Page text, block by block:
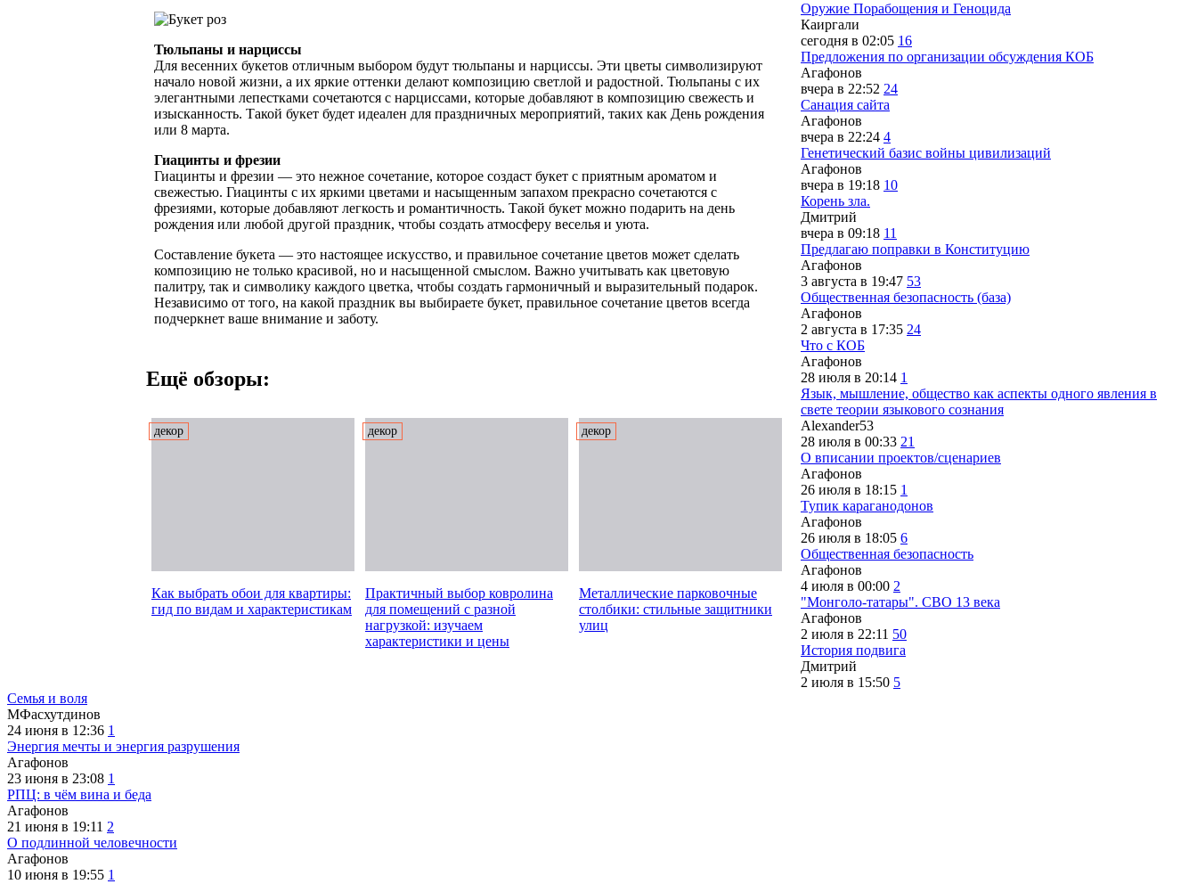
Тюльпаны и нарциссы
Для весенних букетов отличным выбором будут тюльпаны и нарциссы. Эти цветы символизируют
начало новой жизни, а их яркие оттенки делают композицию светлой и радостной. Тюльпаны с их
элегантными лепестками сочетаются с нарциссами, которые добавляют в композицию свежесть и
изысканность. Такой букет будет идеален для праздничных мероприятий, таких как День рождения
или 8 марта.
Гиацинты и фрезии
Гиацинты и фрезии — это нежное сочетание, которое создаст букет с приятным ароматом и
свежестью. Гиацинты с их яркими цветами и насыщенным запахом прекрасно сочетаются с
фрезиями, которые добавляют легкость и романтичность. Такой букет можно подарить на день
рождения или любой другой праздник, чтобы создать атмосферу веселья и уюта.
Составление букета — это настоящее искусство, и правильное сочетание цветов может сделать
композицию не только красивой, но и насыщенной смыслом. Важно учитывать как цветовую
палитру, так и символику каждого цветка, чтобы создать гармоничный и выразительный подарок.
Независимо от того, на какой праздник вы выбираете букет, правильное сочетание цветов всегда
подчеркнет ваше внимание и заботу.
Ещё обзоры:
декор
Как выбрать обои для квартиры:
гид по видам и характеристикам
декор
Практичный выбор ковролина
для помещений с разной
нагрузкой: изучаем
характеристики и цены
декор
Металлические парковочные
столбики: стильные защитники
улиц
Оружие Порабощения и Геноцида
Каиргали
сегодня в 02:05 16
Предложения по организации обсуждения КОБ
Агафонов
вчера в 22:52 24
Санация сайта
Агафонов
вчера в 22:24 4
Генетический базис войны цивилизаций
Агафонов
вчера в 19:18 10
Корень зла.
Дмитрий
вчера в 09:18 11
Предлагаю поправки в Конституцию
Агафонов
3 августа в 19:47 53
Общественная безопасность (база)
Агафонов
2 августа в 17:35 24
Что с КОБ
Агафонов
28 июля в 20:14 1
Язык, мышление, общество как аспекты одного явления в
свете теории языкового сознания
Alexander53
28 июля в 00:33 21
О вписании проектов/сценариев
Агафонов
26 июля в 18:15 1
Тупик караганодонов
Агафонов
26 июля в 18:05 6
Общественная безопасность
Агафонов
4 июля в 00:00 2
"Монголо-татары". СВО 13 века
Агафонов
2 июля в 22:11 50
История подвига
Дмитрий
2 июля в 15:50 5
Семья и воля
МФасхутдинов
24 июня в 12:36 1
Энергия мечты и энергия разрушения
Агафонов
23 июня в 23:08 1
РПЦ: в чём вина и беда
Агафонов
21 июня в 19:11 2
О подлинной человечности
Агафонов
10 июня в 19:55 1